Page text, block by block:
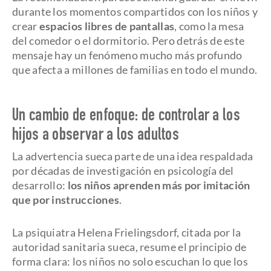
durante los momentos compartidos con los niños y
crearespacios libres de pantallas, como la mesa
del comedor o el dormitorio. Pero detrás de este
mensaje hay un fenómeno mucho más profundo
que afecta a millones de familias en todo el mundo.
Un cambio de enfoque: de controlar a los
hijos a observar a los adultos
La advertencia sueca parte de una idea respaldada
por décadas de investigación en psicología del
desarrollo: los niños aprenden más por imitación
que por instrucciones.
La psiquiatra Helena Frielingsdorf, citada por la
autoridad sanitaria sueca, resume el principio de
forma clara: los niños no solo escuchan lo que los